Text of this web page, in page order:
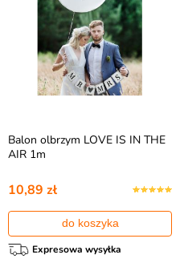
Balon olbrzym LOVE IS IN THE
AIR 1m
10,89 zł
do koszyka
Expresowa wysyłka